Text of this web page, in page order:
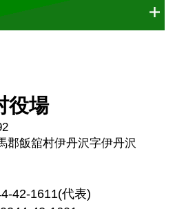
役場
郡飯舘村伊丹沢字伊丹沢
42-1611(代表)